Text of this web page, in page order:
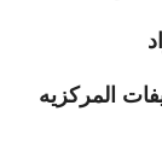
المركزيه